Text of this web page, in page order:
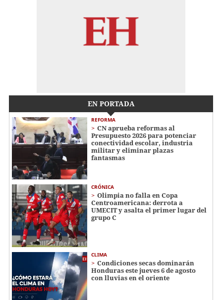
EN PORTADA
REFORMA
CN aprueba reformas al
Presupuesto 2026 para potenciar
conectividad escolar, industria
militar y eliminar plazas
fantasmas
CRÓNICA
Olimpia no falla en Copa
Centroamericana: derrota a
UMECIT y asalta el primer lugar del
grupo C
CLIMA
Condiciones secas dominarán
Honduras este jueves 6 de agosto
con lluvias en el oriente